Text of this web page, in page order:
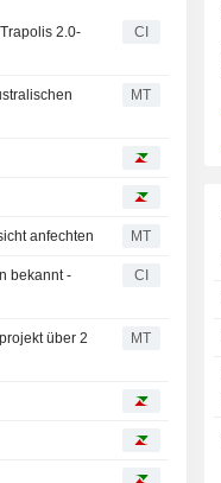
2.0-
CI
MT
anfechten MT
bekannt -
CI
über 2
MT